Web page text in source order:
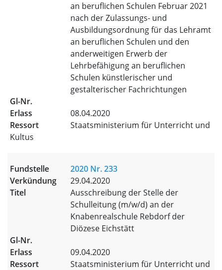
an beruflichen Schulen Februar 2021
nach der Zulassungs- und
Ausbildungsordnung für das Lehramt
an beruflichen Schulen und den
anderweitigen Erwerb der
Lehrbefähigung an beruflichen
Schulen künstlerischer und
gestalterischer Fachrichtungen
08.04.2020
Staatsministerium für Unterricht und
Kultus
2020 Nr. 233
29.04.2020
Ausschreibung der Stelle der
Schulleitung (m/w/d) an der
Knabenrealschule Rebdorf der
Diözese Eichstätt
09.04.2020
Staatsministerium für Unterricht und